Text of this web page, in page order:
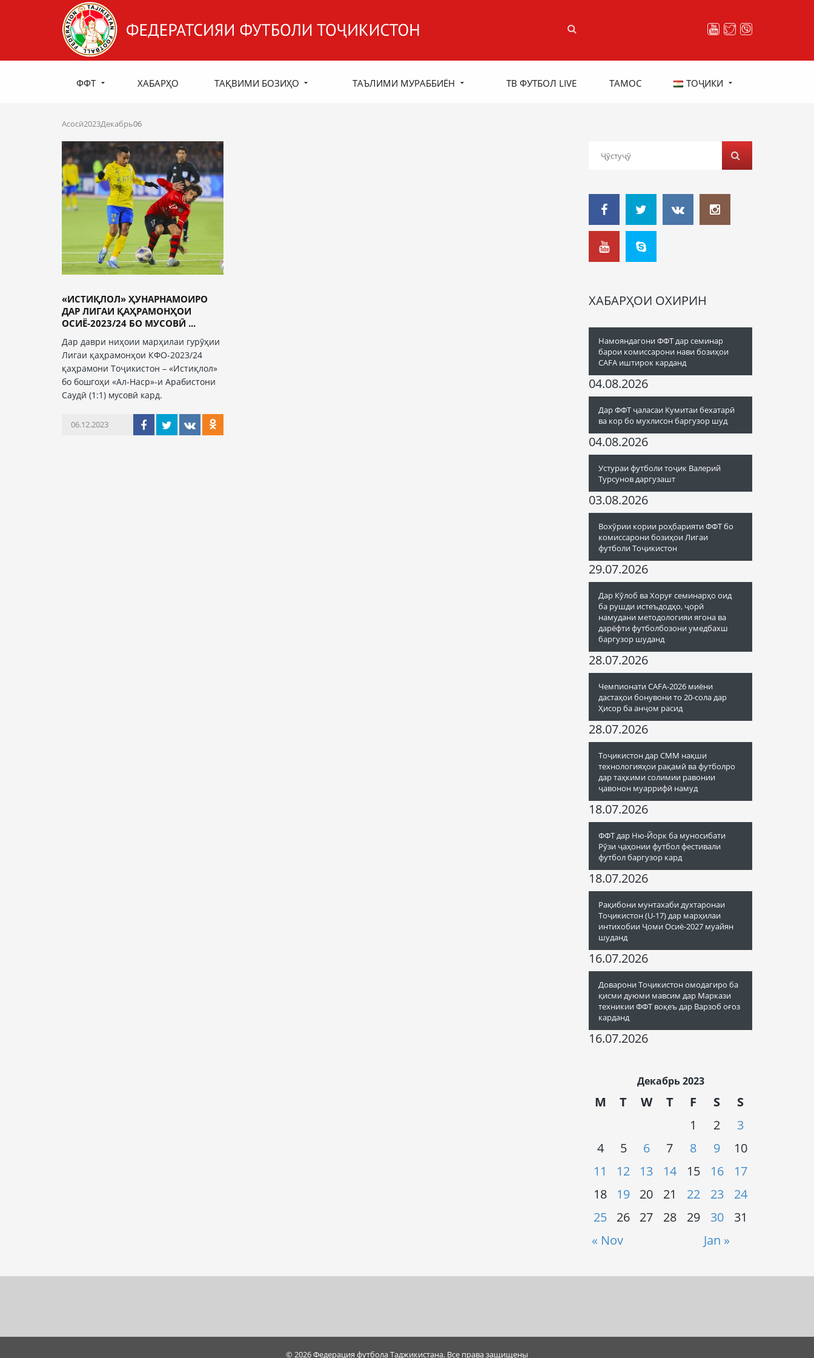
ФФТ ХАБАРҲО ТАҚВИМИ БОЗИҲО ТАЪЛИМИ МУРАББИЁН ТВ ФУТБОЛ LIVE ТАМОС ТОҶИКИ
Асосӣ2023Декабрь06
«ИСТИҚЛОЛ» ҲУНАРНАМОИРО
ДАР ЛИГАИ ҚАҲРАМОНҲОИ
ОСИЁ-2023/24 БО МУСОВӢ ...
Дар даври ниҳоии марҳилаи гурӯҳии
Лигаи қаҳрамонҳои КФО-2023/24
қаҳрамони Тоҷикистон – «Истиқлол»
бо бошгоҳи «Ал-Наср»-и Арабистони
Саудӣ (1:1) мусовӣ кард.
06.12.2023
ХАБАРҲОИ ОХИРИН
Намояндагони ФФТ дар семинар
барои комиссарони нави бозиҳои
CAFA иштирок карданд
04.08.2026
Дар ФФТ ҷаласаи Кумитаи бехатарӣ
ва кор бо мухлисон баргузор шуд
04.08.2026
Устураи футболи тоҷик Валерий
Турсунов даргузашт
03.08.2026
Вохӯрии кории роҳбарияти ФФТ бо
комиссарони бозиҳои Лигаи
футболи Тоҷикистон
29.07.2026
Дар Кӯлоб ва Хоруғ семинарҳо оид
ба рушди истеъдодҳо, ҷорӣ
намудани методологияи ягона ва
дарёфти футболбозони умедбахш
баргузор шуданд
28.07.2026
Чемпионати CAFA-2026 миёни
дастаҳои бонувони то 20-сола дар
Ҳисор ба анҷом расид
28.07.2026
Тоҷикистон дар СММ нақши
технологияҳои рақамӣ ва футболро
дар таҳкими солимии равонии
ҷавонон муаррифӣ намуд
18.07.2026
ФФТ дар Ню-Йорк ба муносибати
Рӯзи ҷаҳонии футбол фестивали
футбол баргузор кард
18.07.2026
Рақибони мунтахаби духтаронаи
Тоҷикистон (U-17) дар марҳилаи
интихобии Ҷоми Осиё-2027 муайян
шуданд
16.07.2026
Доварони Тоҷикистон омодагиро ба
қисми дуюми мавсим дар Маркази
техникии ФФТ воқеъ дар Варзоб оғоз
карданд
16.07.2026
Декабрь 2023
M T W T F S S
« Nov Jan »
1 2
3
4
5 6 7 8 9
10
11
12 13 14 15 16
17
18
19 20 21 22 23
24
25
26 27 28 29 30 31
© 2026 Федерация футбола Таджикистана. Все права защищены